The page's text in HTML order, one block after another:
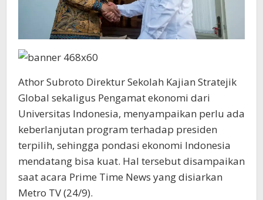
Athor Subroto Direktur Sekolah Kajian Stratejik
Global sekaligus Pengamat ekonomi dari
Universitas Indonesia, menyampaikan perlu ada
keberlanjutan program terhadap presiden
terpilih, sehingga pondasi ekonomi Indonesia
mendatang bisa kuat. Hal tersebut disampaikan
saat acara Prime Time News yang disiarkan
Metro TV (24/9).